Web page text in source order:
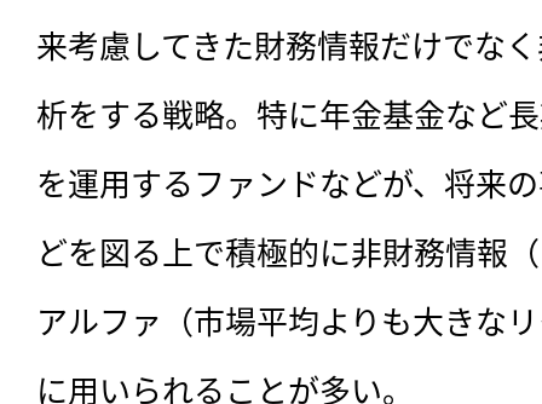
来考慮してきた財務情報だけでな
析をする戦略。特に年金基金など
を運用するファンドなどが、将来
どを図る上で積極的に非財務情報
アルファ（市場平均よりも大きな
に用いられることが多い。